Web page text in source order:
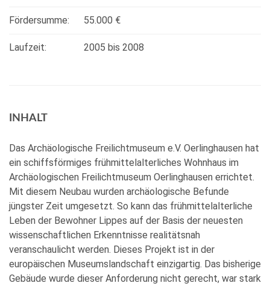
Fördersumme: 55.000 €
Laufzeit: 2005 bis 2008
INHALT
Das Archäologische Freilichtmuseum e.V. Oerlinghausen hat
ein schiffsförmiges frühmittelalterliches Wohnhaus im
Archäologischen Freilichtmuseum Oerlinghausen errichtet.
Mit diesem Neubau wurden archäologische Befunde
jüngster Zeit umgesetzt. So kann das frühmittelalterliche
Leben der Bewohner Lippes auf der Basis der neuesten
wissenschaftlichen Erkenntnisse realitätsnah
veranschaulicht werden. Dieses Projekt ist in der
europäischen Museumslandschaft einzigartig. Das bisherige
Gebäude wurde dieser Anforderung nicht gerecht, war stark